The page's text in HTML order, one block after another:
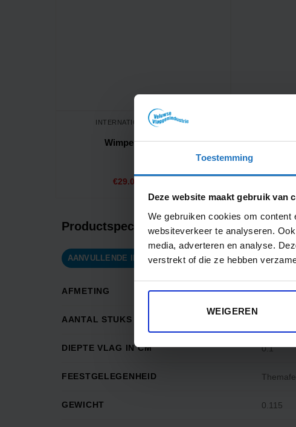
Toestemming
Deze website maakt gebruik van
We gebruiken cookies om
websiteverkeer te analyseren.
media, adverteren en analyse.
verstrekt of die ze hebben
WEIGEREN
INTERNATIONALE WIMPELS
Wimpel Oostenrijk
Gewaardeerd
uit 5
€29.00
tot
Productspecificaties
AANVULLENDE INFORMATIE BEOORDELINGEN (0)
AFMETING
AANTAL STUKS IN VERPAKKING
DIEPTE VLAG IN CM 0.1
FEESTGELEGENHEID
GEWICHT 0.115